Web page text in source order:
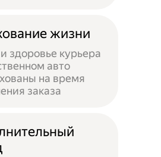
жизни
здоровье курьера
авто
на время
заказа